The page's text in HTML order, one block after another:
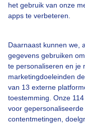
het gebruik van onze
apps te verbeteren.
Daarnaast kunnen we,
gegevens gebruiken
te personaliseren en je
marketingdoeleinden
van 13 externe
toestemming. Onze
voor
contentmetingen,
Over Buienradar